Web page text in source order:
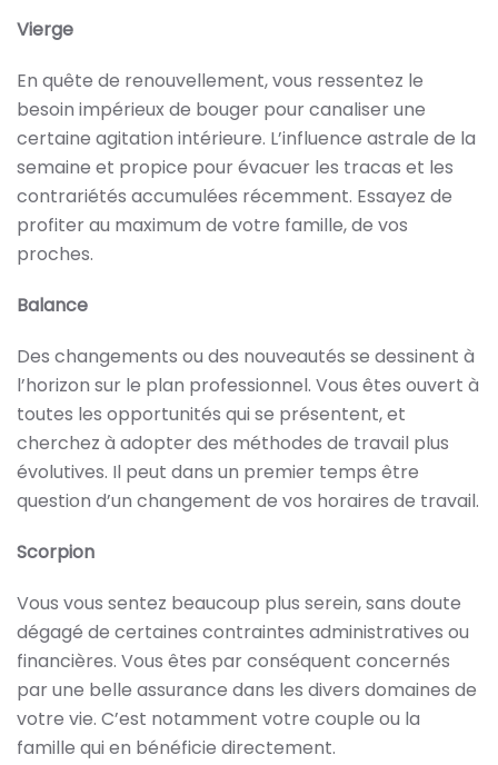
Vierge
En quête de renouvellement, vous ressentez le
besoin impérieux de bouger pour canaliser une
certaine agitation intérieure. L’influence astrale de la
semaine et propice pour évacuer les tracas et les
contrariétés accumulées récemment. Essayez de
profiter au maximum de votre famille, de vos
proches.
Balance
Des changements ou des nouveautés se dessinent à
l’horizon sur le plan professionnel. Vous êtes ouvert à
toutes les opportunités qui se présentent, et
cherchez à adopter des méthodes de travail plus
évolutives. Il peut dans un premier temps être
question d’un changement de vos horaires de travail.
Scorpion
Vous vous sentez beaucoup plus serein, sans doute
dégagé de certaines contraintes administratives ou
financières. Vous êtes par conséquent concernés
par une belle assurance dans les divers domaines de
votre vie. C’est notamment votre couple ou la
famille qui en bénéficie directement.